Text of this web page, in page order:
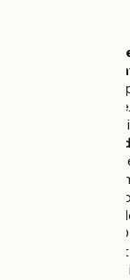
mode
soit pour mes
pratique
du rythme, de la
qui change
m'imprégner
l’heure de la
meilleur moyen
ce qui se passe.
parfums, on
cultures qui